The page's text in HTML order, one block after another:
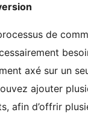
de
axé sur un
ajouter
afin d’offrir